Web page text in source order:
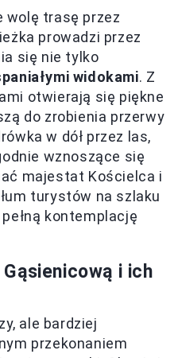
wolę trasę przez
prowadzi przez
się nie tylko
widokami. Z
otwierają się piękne
do zrobienia przerwy
w dół przez las,
wznoszące się
majestat Kościelca i
turystów na szlaku
kontemplację
i ich
ale bardziej
przekonaniem